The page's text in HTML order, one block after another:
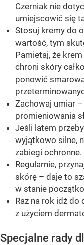
Czerniak nie
umiejscowić się
Stosuj kremy do
wartość, tym
Pamietaj, że
chroni skóry
ponowić
Zachowaj umiar
promieniowania
Jeśli latem
wyjątkowo silne,
zabiegi ochronne.
Regularnie,
skórę – daje to
w stanie
Raz na rok idź do
z użyciem
Specjalne rady